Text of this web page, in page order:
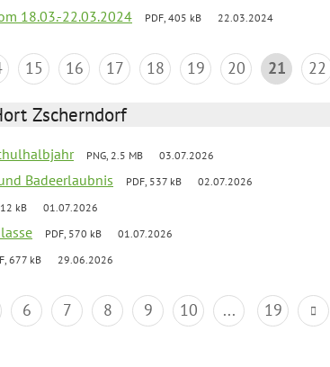
18.03.-22.03.2024 PDF, 405 kB 22.03.2024
15 16 17 18 19 20 21 22
Zscherndorf
PNG, 2.5 MB 03.07.2026
Badeerlaubnis PDF, 537 kB 02.07.2026
kB 01.07.2026
PDF, 570 kB 01.07.2026
677 kB 29.06.2026
6 7 8 9 10 ... 19